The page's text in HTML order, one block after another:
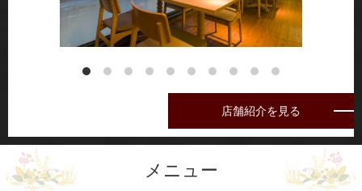
店舗紹介を見る
メニュー